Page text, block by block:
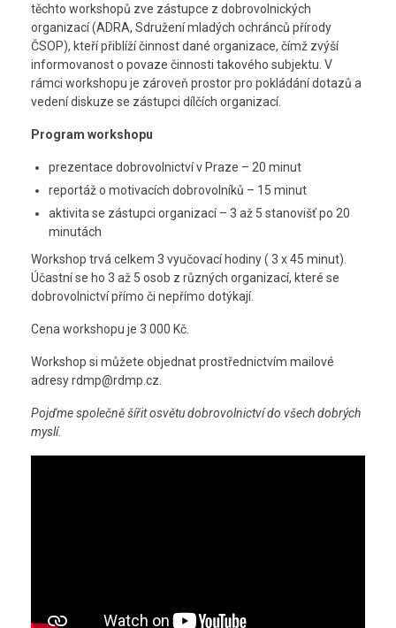
těchto workshopů zve zástupce z dobrovolnických
organizací (ADRA, Sdružení mladých ochránců přírody
ČSOP), kteří přiblíží činnost dané organizace, čímž zvýší
informovanost o povaze činnosti takového subjektu. V
rámci workshopu je zároveň prostor pro pokládání dotazů a
vedení diskuze se zástupci dílčích organizací.
Program workshopu
prezentace dobrovolnictví v Praze – 20 minut
reportáž o motivacích dobrovolníků – 15 minut
aktivita se zástupci organizací – 3 až 5 stanovišť po 20
minutách
Workshop trvá celkem 3 vyučovací hodiny ( 3 x 45 minut).
Účastní se ho 3 až 5 osob z různých organizací, které se
dobrovolnictví přímo či nepřímo dotýkají.
Cena workshopu je 3 000 Kč.
Workshop si můžete objednat prostřednictvím mailové
adresy rdmp@rdmp.cz.
Pojďme společně šířit osvětu dobrovolnictví do všech dobrých
myslí.